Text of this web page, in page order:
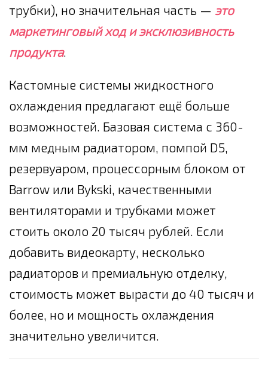
трубки), но значительная часть — это
маркетинговый ход и эксклюзивность
продукта.
Кастомные системы жидкостного
охлаждения предлагают ещё больше
возможностей. Базовая система с 360-
мм медным радиатором, помпой D5,
резервуаром, процессорным блоком от
Barrow или Bykski, качественными
вентиляторами и трубками может
стоить около 20 тысяч рублей. Если
добавить видеокарту, несколько
радиаторов и премиальную отделку,
стоимость может вырасти до 40 тысяч и
более, но и мощность охлаждения
значительно увеличится.